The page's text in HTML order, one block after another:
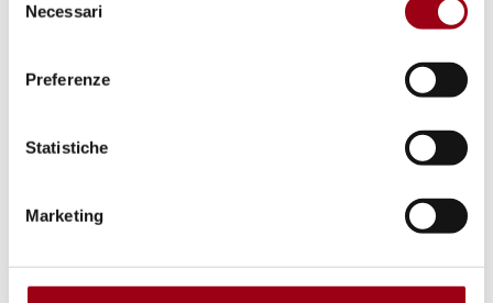
delNecessari
Preferenze
Statistiche
Marketing
TORTURA
tortura. Per una critica della